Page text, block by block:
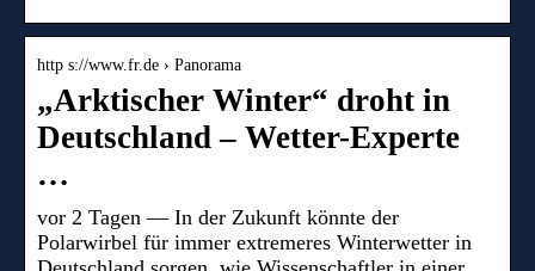
http s://www.fr.de › Panorama
„Arktischer Winter“ droht in
Deutschland – Wetter-Experte
…
vor 2 Tagen — In der Zukunft könnte der
Polarwirbel für immer extremeres Winterwetter in